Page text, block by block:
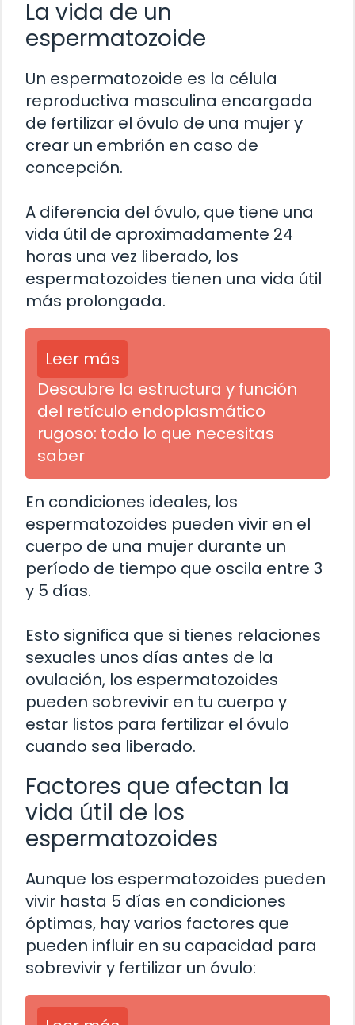
La vida de un
espermatozoide
Un espermatozoide es la célula
reproductiva masculina encargada
de fertilizar el óvulo de una mujer y
crear un embrión en caso de
concepción.
A diferencia del óvulo, que tiene una
vida útil de aproximadamente 24
horas una vez liberado, los
espermatozoides tienen una vida útil
más prolongada.
Leer más
Descubre la estructura y función
del retículo endoplasmático
rugoso: todo lo que necesitas
saber
En condiciones ideales, los
espermatozoides pueden vivir en el
cuerpo de una mujer durante un
período de tiempo que oscila entre 3
y 5 días.
Esto significa que si tienes relaciones
sexuales unos días antes de la
ovulación, los espermatozoides
pueden sobrevivir en tu cuerpo y
estar listos para fertilizar el óvulo
cuando sea liberado.
Factores que afectan la
vida útil de los
espermatozoides
Aunque los espermatozoides pueden
vivir hasta 5 días en condiciones
óptimas, hay varios factores que
pueden influir en su capacidad para
sobrevivir y fertilizar un óvulo: